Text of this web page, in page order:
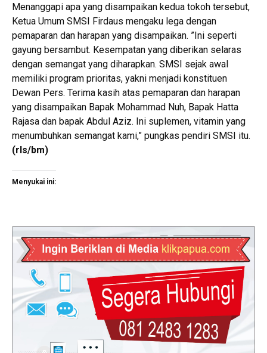
Menanggapi apa yang disampaikan kedua tokoh tersebut,
Ketua Umum SMSI Firdaus mengaku lega dengan
pemaparan dan harapan yang disampaikan. ”Ini seperti
gayung bersambut. Kesempatan yang diberikan selaras
dengan semangat yang diharapkan. SMSI sejak awal
memiliki program prioritas, yakni menjadi konstituen
Dewan Pers. Terima kasih atas pemaparan dan harapan
yang disampaikan Bapak Mohammad Nuh, Bapak Hatta
Rajasa dan bapak Abdul Aziz. Ini suplemen, vitamin yang
menumbuhkan semangat kami,” pungkas pendiri SMSI itu.
(rls/bm)
Menyukai ini: